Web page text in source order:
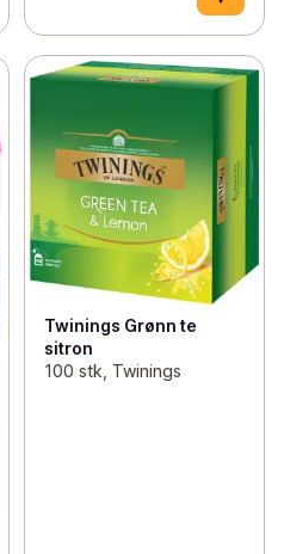
Twinings Grønn te
sitron
100 stk, Twinings